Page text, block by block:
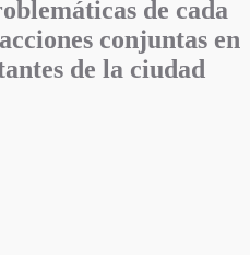
de cada
conjuntas en
de la ciudad